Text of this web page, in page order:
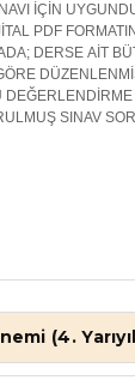
İÇİN
PDF
DERSE AİT
SINAV
(4.